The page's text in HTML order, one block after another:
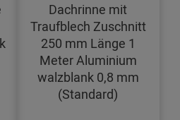
Dachrinne mit
Traufblech Zuschnitt
250 mm Länge 1
Meter Aluminium
walzblank 0,8 mm
(Standard)